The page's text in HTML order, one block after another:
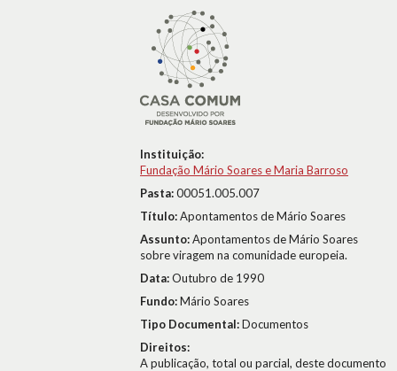
Instituição:
Fundação Mário Soares e Maria Barroso
Pasta:00051.005.007
Título:Apontamentos de Mário Soares
Assunto:Apontamentos de Mário Soares
sobre viragem na comunidade europeia.
Data:Outubro de 1990
Fundo:Mário Soares
Tipo Documental:Documentos
Direitos:
A publicação, total ou parcial, deste documento